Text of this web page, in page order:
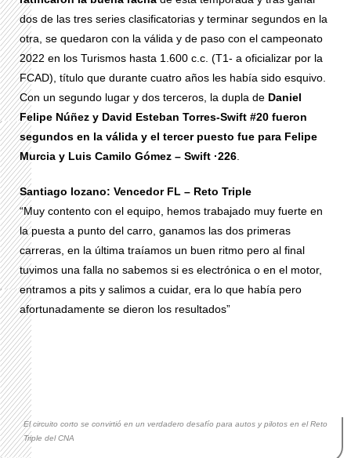
dos de las tres series clasificatorias y terminar segundos en la
otra, se quedaron con la válida y de paso con el campeonato
2022 en los Turismos hasta 1.600 c.c. (T1- a oficializar por la
FCAD), título que durante cuatro años les había sido esquivo.
Con un segundo lugar y dos terceros, la dupla de Daniel
Felipe Núñez y David Esteban Torres-Swift #20 fueron
segundos en la válida y el tercer puesto fue para Felipe
Murcia y Luis Camilo Gómez – Swift ·226
Santiago lozano: Vencedor FL – Reto Triple
“Muy contento con el equipo, hemos trabajado muy fuerte en
la puesta a punto del carro, ganamos las dos primeras
carreras, en la última traíamos un buen ritmo pero al final
tuvimos una falla no sabemos si es electrónica o en el motor,
entramos a pits y salimos a cuidar, era lo que había pero
afortunadamente se dieron los resultados”
El circuito corto se convirtió en un verdadero desafío para autos y pilotos en el Reto
Triple del CNA